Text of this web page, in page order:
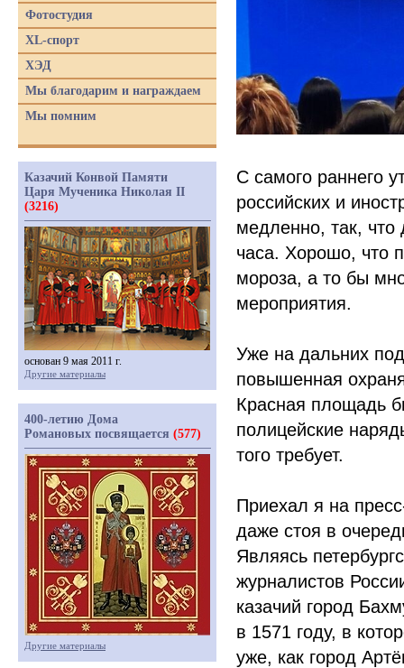
С самого раннего
российских и
медленно, так, что
часа. Хорошо, что
мороза, а то бы
мероприятия.
Уже на дальних
повышенная
Красная площадь
полицейские
того требует.
Приехал я на
даже стоя в
Являясь
журналистов
казачий город
в 1571 году, в
уже, как город
Фотостудия
XL-спорт
ХЭД
Мы благодарим и награждаем
Мы помним
Казачий Конвой Памяти
Царя Мученика Николая II
(3216)
основан 9 мая 2011 г.
Другие материалы
400-летию Дома
Романовых посвящается (577)
Другие материалы